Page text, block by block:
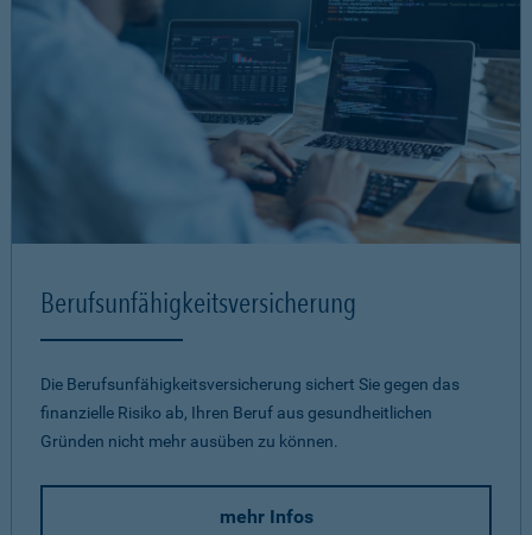
Berufsunfähigkeits­versicherung
Die Berufsunfähigkeitsversicherung sichert Sie gegen das
finanzielle Risiko ab, Ihren Beruf aus gesundheitlichen
Gründen nicht mehr ausüben zu können.
mehr Infos